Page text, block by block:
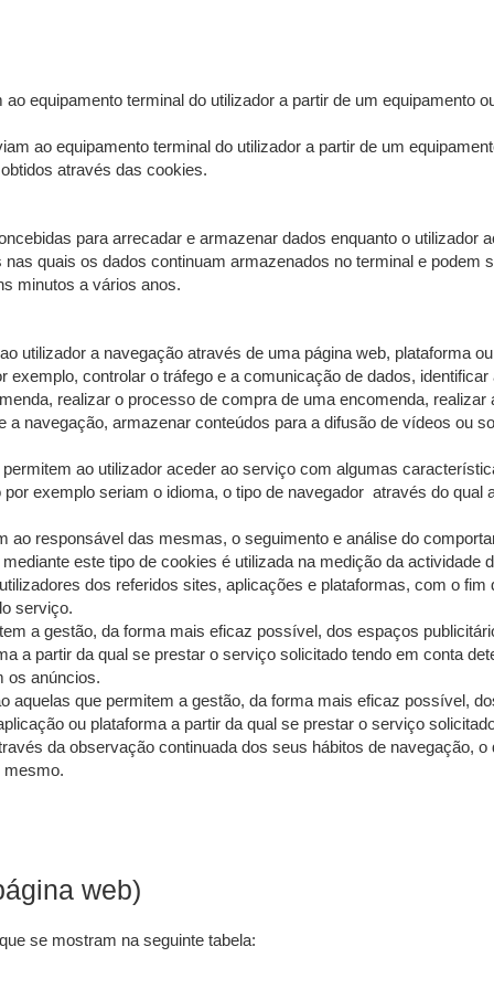
equipamento terminal do utilizador a partir de um equipamento
ao equipamento terminal do utilizador a partir de um
através das cookies.
para arrecadar e armazenar dados enquanto o utilizador
quais os dados continuam armazenados no terminal e podem
minutos a vários anos.
utilizador a navegação através de uma página web, plataforma
controlar o tráfego e a comunicação de dados,
realizar o processo de compra de uma encomenda,
a navegação, armazenar conteúdos para a difusão de vídeos ou
ao utilizador aceder ao serviço com algumas
exemplo seriam o idioma, o tipo de navegador através do qual
ao responsável das mesmas, o seguimento e análise do
este tipo de cookies é utilizada na medição da
dos referidos sites, aplicações e plataformas, com o
serviço.
a gestão, da forma mais eficaz possível, dos espaços
a partir da qual se prestar o serviço solicitado tendo em conta
os anúncios.
aquelas que permitem a gestão, da forma mais eficaz possível,
ou plataforma a partir da qual se prestar o serviço
da observação continuada dos seus hábitos de navegação,
mesmo.
web)
se mostram na seguinte tabela: